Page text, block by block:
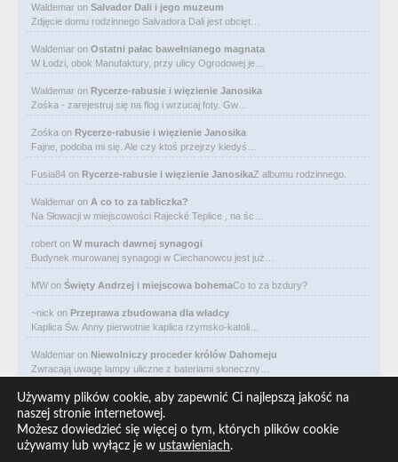
Waldemar on Salvador Dali i jego muzeum
Zdjęcie domu rodzinnego Salvadora Dali jest obcięt…
Waldemar on Ostatni pałac bawełnianego magnata
W Łodzi, obok Manufaktury, przy ulicy Ogrodowej je…
Waldemar on Rycerze-rabusie i więzienie Janosika
Zośka - zarejestruj się na flog i wrzucaj foty. Gw…
Zośka on Rycerze-rabusie i więzienie Janosika
Fajne, podoba mi się. Ale czy ktoś przejrzy kiedyś…
Fusia84 on Rycerze-rabusie i więzienie JanosikaZ albumu rodzinnego.
Waldemar on A co to za tabliczka?
Na Słowacji w miejscowości Rajecké Teplice , na śc…
robert on W murach dawnej synagogi
Budynek murowanej synagogi w Ciechanowcu jest już…
MW on Święty Andrzej i miejscowa bohemaCo to za bzdury?
~nick on Przeprawa zbudowana dla władcy
Kaplica Św. Anny pierwotnie kaplica rzymsko-katoli…
Waldemar on Niewolniczy proceder królów Dahomeju
Zwracają uwagę lampy uliczne z bateriami słoneczny…
Waldemar on Adam Asnyk. Poeta z mojego miasta
CIEKAWOSTKA że pod banderą Malty pływa statek m/v…
Waldemar on
Historia na Wawelskim Wzgórzu
Michał Bogoria Skotnicki (1775–1808). Portret Mich…
Używamy plików cookie, aby zapewnić Ci najlepszą jakość na
naszej stronie internetowej.
Możesz dowiedzieć się więcej o tym, których plików cookie
używamy lub wyłącz je w ustawieniach.